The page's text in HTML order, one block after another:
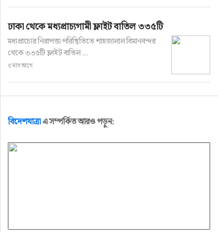
ঢাকা থেকে মধ্যপ্রাচ্যগামী ফ্লাইট বাতিল ৩৩৫টি
মধ্যপ্রাচ্যের নিরাপত্তা পরিস্থিতিতে শাহজালাল বিমানবন্দর
থেকে ৩৩৫টি ফ্লাইট বাতিল ...
৫ মাস আগে
বিদেশযাত্রাএ সম্পর্কিত আরও পড়ুন: